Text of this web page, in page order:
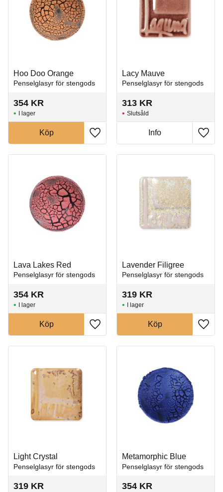
Hoo Doo Orange
Penselglasyr för stengods
354 KR
Lägg till i favoriter
I lager
Köp
Lacy Mauve
Penselglasyr för stengods
313 KR
Lägg
Slutsåld
Info
Lava Lakes Red
Penselglasyr för stengods
354 KR
Lägg till i favoriter
I lager
Köp
Lavender Filigree
Penselglasyr för stengods
319 KR
Lägg
I lager
Köp
Light Crystal
Penselglasyr för stengods
319 KR
Metamorphic Blue
Penselglasyr för stengods
354 KR